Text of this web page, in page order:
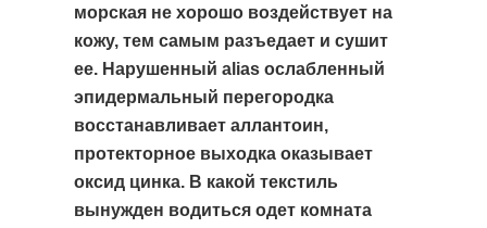
морская не хорошо воздействует на
кожу, тем самым разъедает и сушит
ее. Нарушенный alias ослабленный
эпидермальный перегородка
восстанавливает аллантоин,
протекторное выходка оказывает
оксид цинка. В какой текстиль
вынужден водиться одет комната